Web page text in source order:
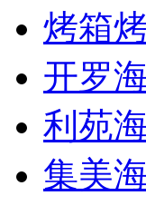
烤箱
开罗
利苑
集美